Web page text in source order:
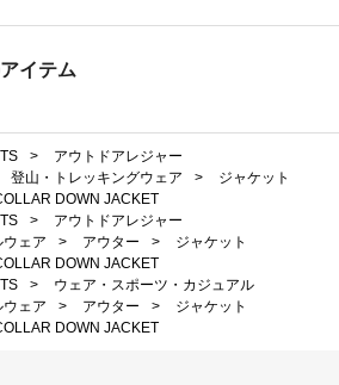
イテム
>
アウトドアレジャー
登山・トレッキングウェア >
ジャケット
DOWN JACKET
>
アウトドアレジャー
ェア > アウター >
ジャケット
DOWN JACKET
>
ウェア・スポーツ・カジュアル
ェア > アウター >
ジャケット
DOWN JACKET